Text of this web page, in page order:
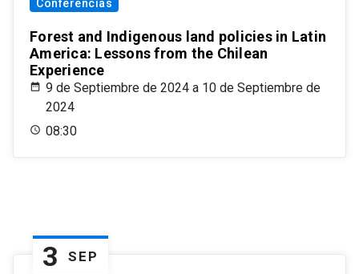
Conferencias
Forest and Indigenous land policies in Latin
America: Lessons from the Chilean
Experience
9 de Septiembre de 2024 a 10 de Septiembre de
2024
08:30
3 SEP